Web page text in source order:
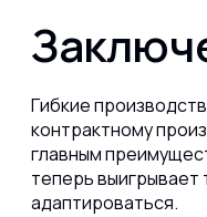
Гибкие
контрактному
главным
теперь выигрывает
адаптироваться.